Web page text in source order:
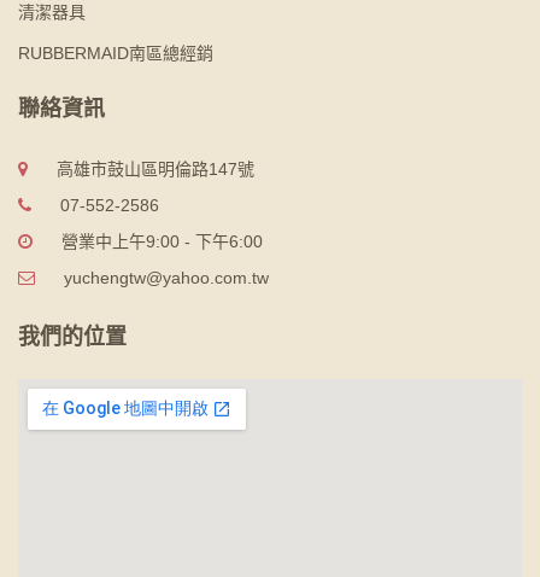
清潔器具
RUBBERMAID南區總經銷
聯絡資訊
高雄市鼓山區明倫路147號
07-552-2586
營業中上午9:00 - 下午6:00
yuchengtw@yahoo.com.tw
我們的位置